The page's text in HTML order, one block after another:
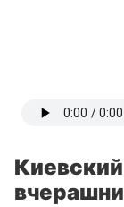
Полная версия